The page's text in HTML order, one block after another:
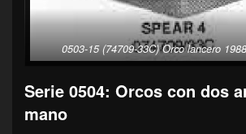
0503-15 (74709-33C) Orco lancero
Serie 0504: Orcos con dos
mano